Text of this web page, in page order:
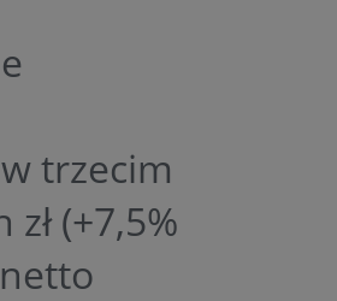
trzecim
(+7,5%